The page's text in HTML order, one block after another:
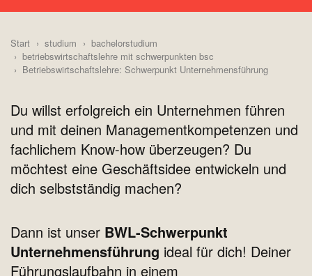
Start studium
bachelorstudium
betriebswirtschaftslehre mit schwerpunkten bsc
Betriebswirtschaftslehre: Schwerpunkt Unternehmensführung
Du willst erfolgreich ein Unternehmen führen
und mit deinen Managementkompetenzen und
fachlichem Know-how überzeugen? Du
möchtest eine Geschäftsidee entwickeln und
dich selbstständig machen?
Dann ist unser BWL-Schwerpunkt
Unternehmensführung ideal für dich! Deiner
Führungslaufbahn in einem